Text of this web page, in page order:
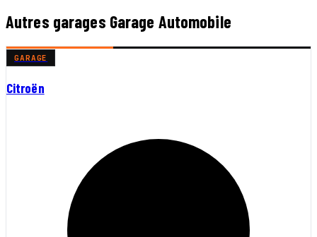
Autres garages Garage Automobile
GARAGE
Citroën